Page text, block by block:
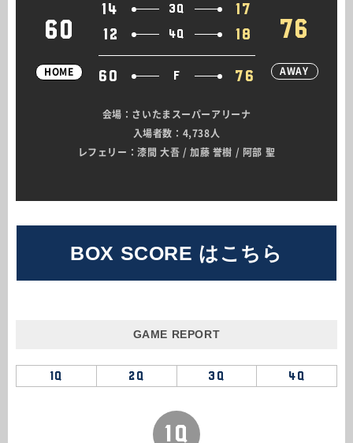
60
HOME
14
3Q
17
12
4Q 18
60 F 76
76
AWAY
会場：さいたまスーパーアリーナ
入場者数：4,738人
レフェリー：漆間 大吾 / 加藤 誉樹 / 阿部 聖
BOX SCORE はこちら
GAME REPORT
1Q 2Q 3Q 4Q
1Q